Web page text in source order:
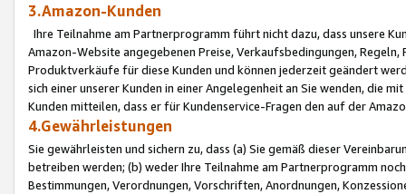
3.Amazon-Kunden
Ihre Teilnahme am Partnerprogramm führt nicht dazu, dass unsere
Amazon-Website angegebenen Preise, Verkaufsbedingungen,
Produktverkäufe für diese Kunden und können jederzeit geändert
sich einer unserer Kunden in einer Angelegenheit an Sie wenden, die
Kunden mitteilen, dass er für Kundenservice-Fragen den auf der
4.Gewährleistungen
Sie gewährleisten und sichern zu, dass (a) Sie gemäß dieser
betreiben werden; (b) weder Ihre Teilnahme am Partnerprogramm
Bestimmungen, Verordnungen, Vorschriften, Anordnungen,